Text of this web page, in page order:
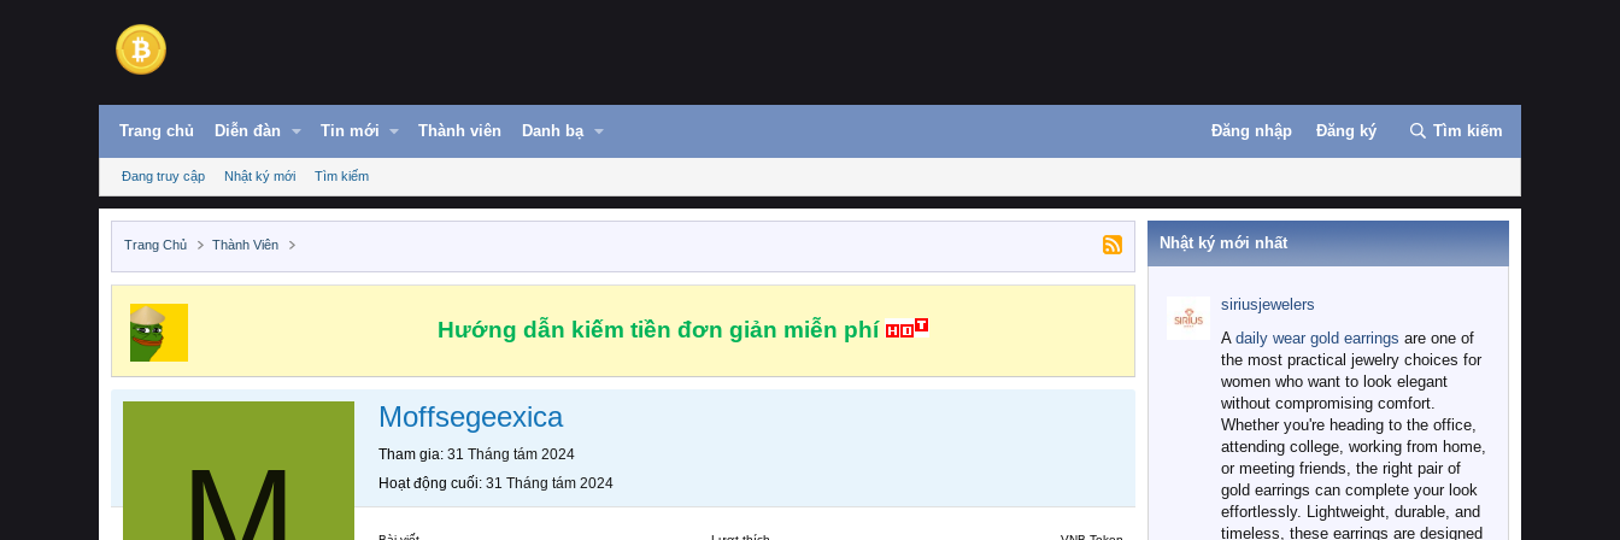
Trang chủ Diễn đàn Tin mới Thành viên Danh bạ Đăng nhập Đăng ký Tìm kiếm
Đang truy cập Nhật ký mới Tìm kiếm
Trang Chủ Thành Viên
Hướng dẫn kiếm tiền đơn giản miễn phí
Moffsegeexica
Tham gia 31 Tháng tám 2024
Hoạt động cuối 31 Tháng tám 2024
Nhật ký mới nhất
siriusjewelers
A daily wear gold earrings are one of
the most practical jewelry choices for
women who want to look elegant
without compromising comfort.
Whether you're heading to the office,
attending college, working from home,
or meeting friends, the right pair of
gold earrings can complete your look
effortlessly. Lightweight, durable, and
timeless, these earrings are designed